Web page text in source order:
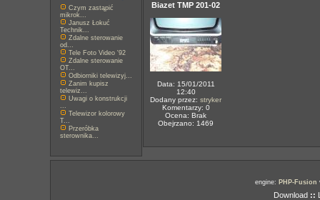
Czym zastąpić
mikrok...
Janusz Łokuć
Technik...
Zdalne sterowanie
od...
Tele Foto Video '92
Zdalne sterowanie
OT...
Odbiorniki telewizyj...
Zanim kupisz
telewiz...
Uwagi o konstrukcji
...
Telewizor kolorowy
T...
Przeróbka
sterownika...
Biazet TMP 201-02
Data: 15/01/2011
12:40
Dodany przez: stryker
Komentarzy: 0
Ocena: Brak
Obejrzano: 1469
engine: PHP-Fusion
Download ::